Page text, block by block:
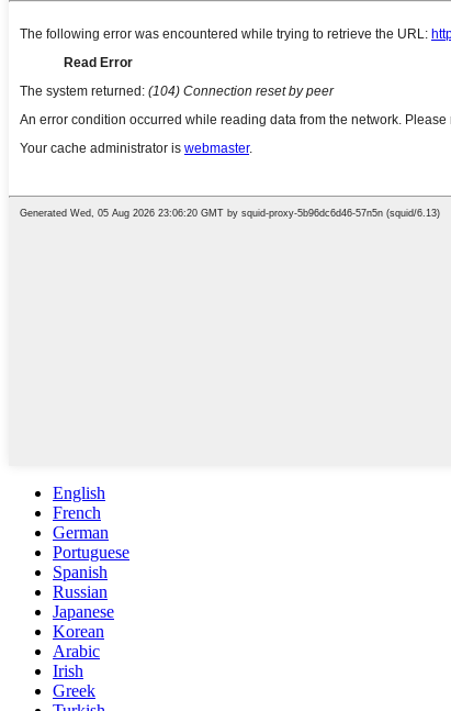
English
French
German
Portuguese
Spanish
Russian
Japanese
Korean
Arabic
Irish
Greek